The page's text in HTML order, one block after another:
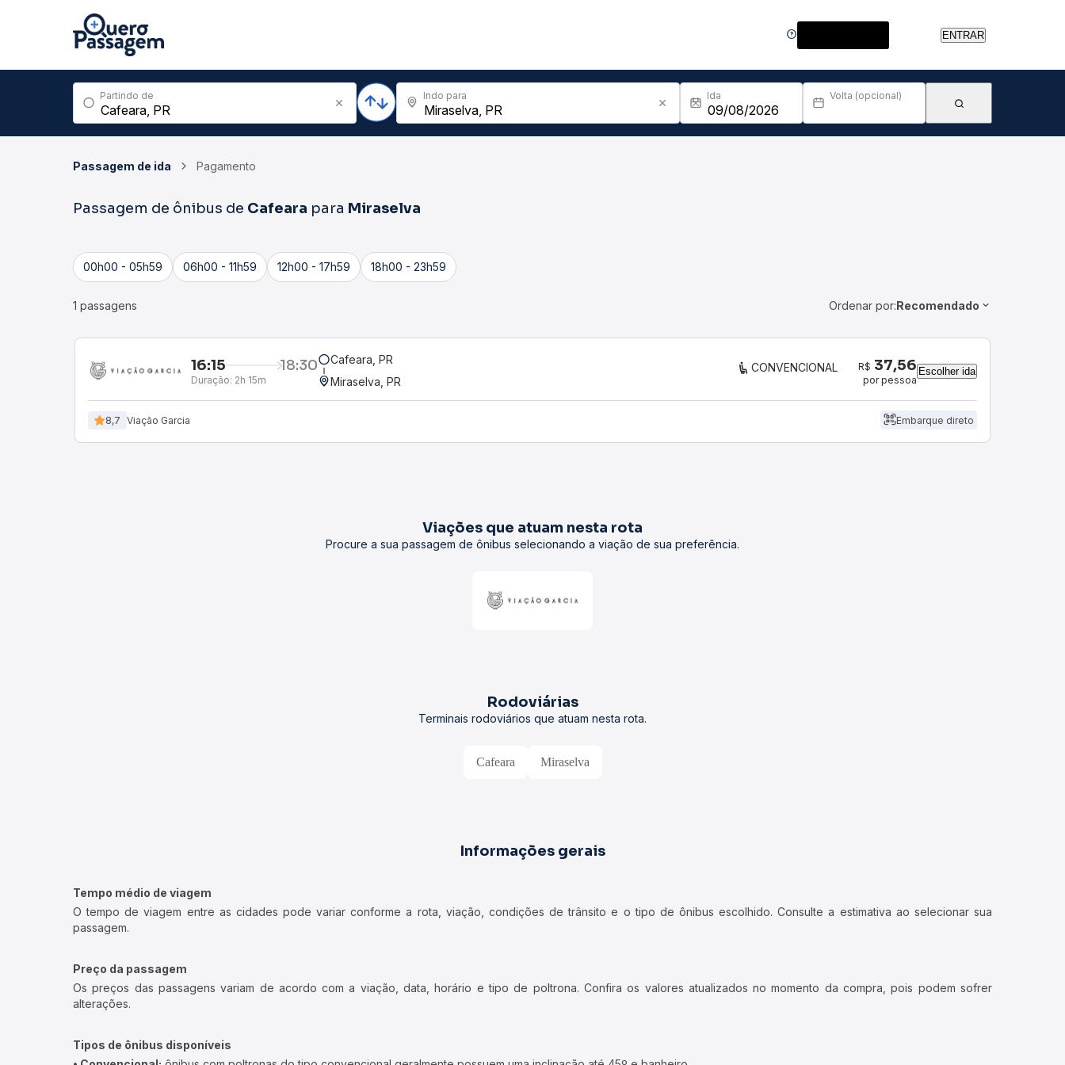
ENTRAR
Partindo de Indo para Ida Volta (opcional)
Passagem de ida Pagamento
Passagem de ônibus de Cafeara para Miraselva
00h00 - 05h59 06h00 - 11h59 12h00 - 17h59 18h00 - 23h59
1 passagens Ordenar por:Recomendado
16:15 18:30
Duração: 2h 15m
Cafeara, PR
Miraselva, PR
CONVENCIONAL R$ 37,56
por pessoa
Escolher ida
8,7 Viação Garcia Embarque direto
Viações que atuam nesta rota
Procure a sua passagem de ônibus selecionando a viação de sua preferência.
Rodoviárias
Terminais rodoviários que atuam nesta rota.
Cafeara Miraselva
Informações gerais
Tempo médio de viagem
O tempo de viagem entre as cidades pode variar conforme a rota, viação, condições de trânsito e o tipo de ônibus escolhido. Consulte a estimativa ao selecionar sua
passagem.
Preço da passagem
Os preços das passagens variam de acordo com a viação, data, horário e tipo de poltrona. Confira os valores atualizados no momento da compra, pois podem sofrer
alterações.
Tipos de ônibus disponíveis